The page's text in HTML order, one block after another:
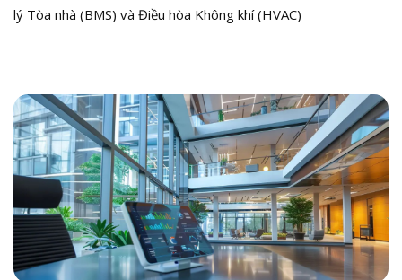
lý Tòa nhà (BMS) và Điều hòa Không khí (HVAC)